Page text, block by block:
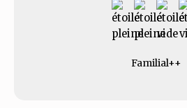
Familial++